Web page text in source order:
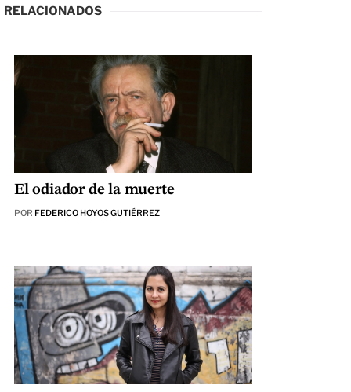
RELACIONADOS
El odiador de la muerte
POR FEDERICO HOYOS GUTIÉRREZ